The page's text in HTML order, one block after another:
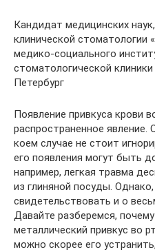
Кандидат медицинских
клинической стоматологии
медико-социального
стоматологической
Петербург
Появление привкуса крови
распространенное
коем случае не стоит
его появления могут быть
например, легкая травма
из глиняной посуды.
свидетельствовать и о
Давайте разберемся,
металлический привкус во
можно скорее его